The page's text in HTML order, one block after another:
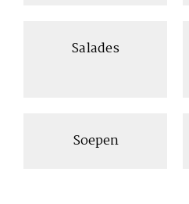
Salades
Soepen